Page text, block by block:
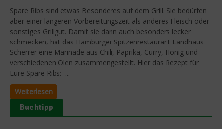
Spare Ribs sind etwas Besonderes auf dem Grill. Sie bedürfen
aber einer längeren Vorbereitungszeit als anderes Fleisch oder
sonstiges Grillgut. Damit sie dann auch besonders lecker
schmecken, hat das Hamburger Spitzenrestaurant Landhaus
Scherrer eine Marinade aus Chili, Paprika, Curry, Honig und
verschiedenen Ölen zusammengestellt. Hier das Rezept für
Eure Spare Ribs: ...
Weiterlesen
Buchtipp